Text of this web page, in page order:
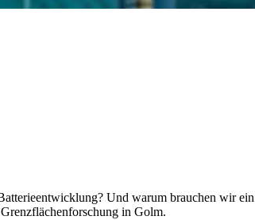
Und warum brauchen wir ein
in Golm.